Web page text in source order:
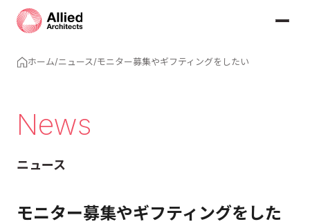
ホーム/ニュース/モニター募集やギフティングをしたい
News
ニュース
モニター募集やギフティングをした